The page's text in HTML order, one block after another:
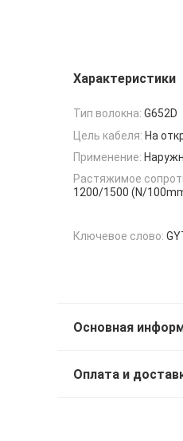
Характеристики
Тип волокна: G652D
Цель кабеля: На
Применение:
Растяжимое
1200/1500 (N/
Ключевое слово:
Основная
Оплата и